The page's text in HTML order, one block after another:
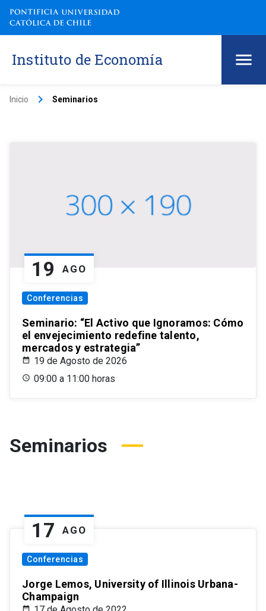
Instituto de Economía
Inicio keyboard_arrow_right Seminarios
19 AGO
Conferencias
Seminario: “El Activo que Ignoramos: Cómo
el envejecimiento redefine talento,
mercados y estrategia”
19 de Agosto de 2026
09:00 a 11:00 horas
Seminarios
17 AGO
Conferencias
Jorge Lemos, University of Illinois Urbana-
Champaign